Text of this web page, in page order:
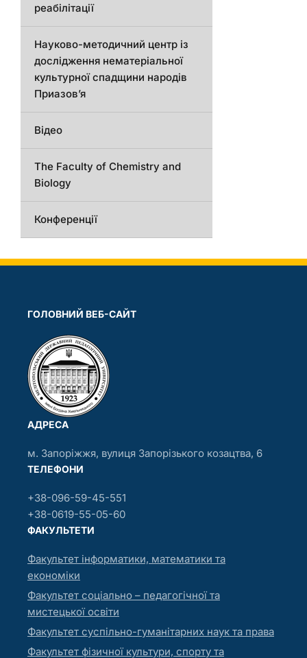
реабілітації
Науково-методичний центр із
дослідження нематеріальної
культурної спадщини народів
Приазов’я
Відео
The Faculty of Chemistry and
Biology
Конференції
ГОЛОВНИЙ ВЕБ-САЙТ
АДРЕСА
м. Запоріжжя, вулиця Запорізького козацтва, 6
ТЕЛЕФОНИ
+38-096-59-45-551
+38-0619-55-05-60
ФАКУЛЬТЕТИ
Факультет інформатики, математики та
економіки
Факультет соціально – педагогічної та
мистецької освіти
Факультет суспільно-гуманітарних наук та права
Факультет фізичної культури, спорту та